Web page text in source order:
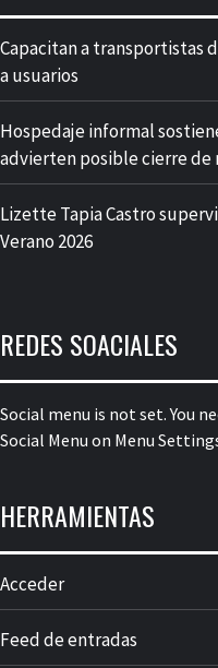
Capacitan a transportistas
a usuarios
Hospedaje informal
advierten posible cierre de
Lizette Tapia Castro
Verano 2026
REDES SOACIALES
Social menu is not set. You
Social Menu on Menu
HERRAMIENTAS
Acceder
Feed de entradas